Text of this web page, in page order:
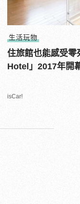
生活玩物
住旅館也能感受零
Hotel」2017年開
isCar!